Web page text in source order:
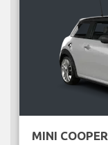
MINI COOPER